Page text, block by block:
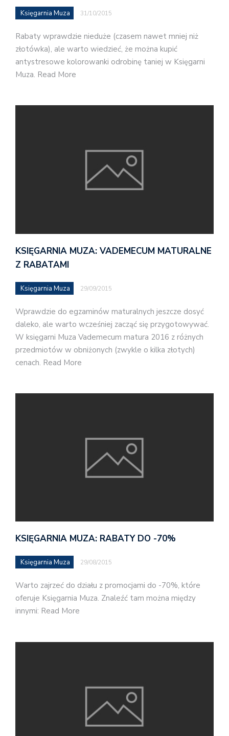
Księgarnia Muza 31/10/2015
Rabaty wprawdzie nieduże (czasem nawet mniej niż
złotówka), ale warto wiedzieć, że można kupić
antystresowe kolorowanki odrobinę taniej w Księgarni
Muza. Read More
KSIĘGARNIA MUZA: VADEMECUM MATURALNE
Z RABATAMI
Księgarnia Muza 29/09/2015
Wprawdzie do egzaminów maturalnych jeszcze dosyć
daleko, ale warto wcześniej zacząć się przygotowywać.
W księgarni Muza Vademecum matura 2016 z różnych
przedmiotów w obniżonych (zwykle o kilka złotych)
cenach. Read More
KSIĘGARNIA MUZA: RABATY DO -70%
Księgarnia Muza 29/08/2015
Warto zajrzeć do działu z promocjami do -70%, które
oferuje Księgarnia Muza. Znaleźć tam można między
innymi: Read More